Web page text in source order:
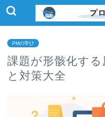
PMの学び
課題が形骸化す
と対策大全